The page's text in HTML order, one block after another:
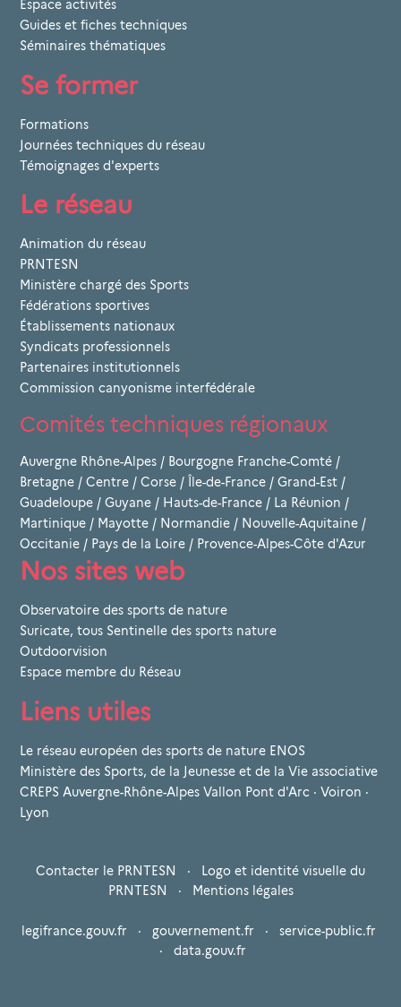
Espace activités
Guides et fiches techniques
Séminaires thématiques
Se former
Formations
Journées techniques du réseau
Témoignages d'experts
Le réseau
Animation du réseau
PRNTESN
Ministère chargé des Sports
Fédérations sportives
Établissements nationaux
Syndicats professionnels
Partenaires institutionnels
Commission canyonisme interfédérale
Comités techniques régionaux
Auvergne Rhône-Alpes / Bourgogne Franche-Comté /
Bretagne / Centre / Corse / Île-de-France / Grand-Est /
Guadeloupe / Guyane / Hauts-de-France / La Réunion /
Martinique / Mayotte / Normandie / Nouvelle-Aquitaine /
Occitanie / Pays de la Loire / Provence-Alpes-Côte d'Azur
Nos sites web
Observatoire des sports de nature
Suricate, tous Sentinelle des sports nature
Outdoorvision
Espace membre du Réseau
Liens utiles
Le réseau européen des sports de nature ENOS
Ministère des Sports, de la Jeunesse et de la Vie associative
CREPS Auvergne-Rhône-Alpes Vallon Pont d'Arc · Voiron ·
Lyon
Contacter le PRNTESN ·
Logo et identité visuelle du
PRNTESN
· Mentions légales
legifrance.gouv.fr · gouvernement.fr · service-public.fr
· data.gouv.fr